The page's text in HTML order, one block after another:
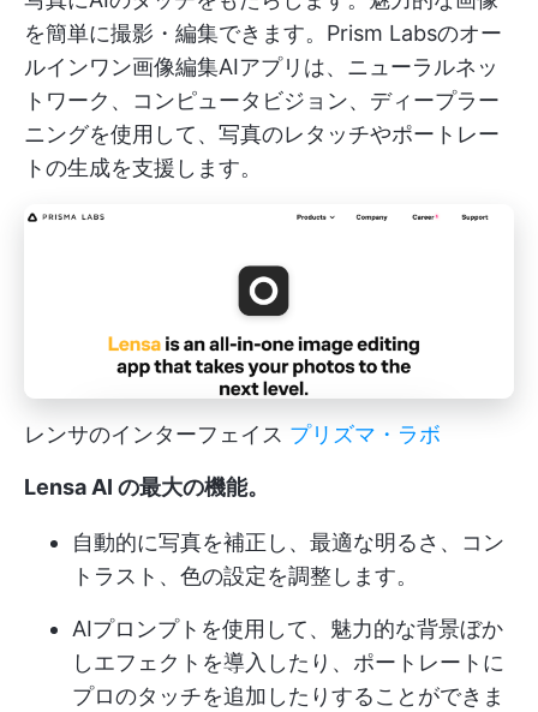
を簡単に撮影・編集できます。Prism Labsのオー
ルインワン画像編集AIアプリは、ニューラルネッ
トワーク、コンピュータビジョン、ディープラー
ニングを使用して、写真のレタッチやポートレー
トの生成を支援します。
レンサのインターフェイス プリズマ・ラボ
Lensa AI の最大の機能。
自動的に写真を補正し、最適な明るさ、コン
トラスト、色の設定を調整します。
AIプロンプトを使用して、魅力的な背景ぼか
しエフェクトを導入したり、ポートレートに
プロのタッチを追加したりすることができま